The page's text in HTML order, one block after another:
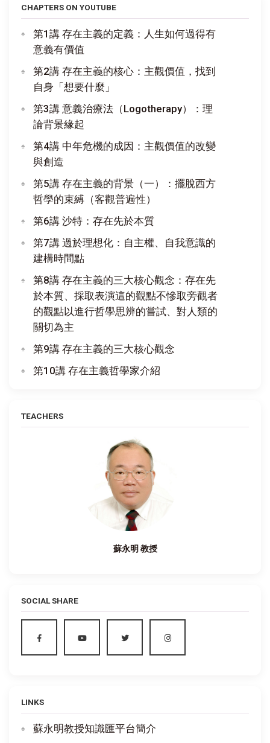
CHAPTERS ON YOUTUBE
第1講 存在主義的定義：人生如何過得有
意義有價值
第2講 存在主義的核心：主觀價值，找到
自身「想要什麼」
第3講 意義治療法（Logotherapy）：理
論背景緣起
第4講 中年危機的成因：主觀價值的改變
與創造
第5講 存在主義的背景（一）：擺脫西方
哲學的束縛（客觀普遍性）
第6講 沙特：存在先於本質
第7講 過於理想化：自主權、自我意識的
建構時間點
第8講 存在主義的三大核心觀念：存在先
於本質、採取表演這的觀點不慘取旁觀者
的觀點以進行哲學思辨的嘗試、對人類的
關切為主
第9講 存在主義的三大核心觀念
第10講 存在主義哲學家介紹
TEACHERS
蘇永明 教授
SOCIAL SHARE
LINKS
蘇永明教授知識匯平台簡介